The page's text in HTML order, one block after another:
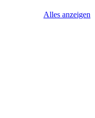
Alles anzeigen